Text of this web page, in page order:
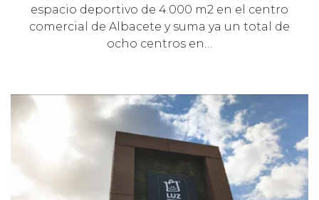
espacio deportivo de 4.000 m2 en el centro
comercial de Albacete y suma ya un total de
ocho centros en…